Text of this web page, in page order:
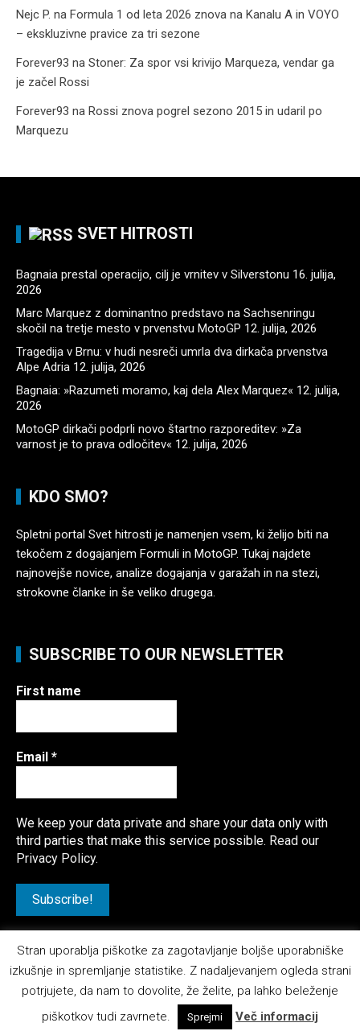
Nejc P. na Formula 1 od leta 2026 znova na Kanalu A in VOYO
– ekskluzivne pravice za tri sezone
Forever93 na Stoner: Za spor vsi krivijo Marqueza, vendar ga
je začel Rossi
Forever93 na Rossi znova pogrel sezono 2015 in udaril po
Marquezu
SVET HITROSTI
Bagnaia prestal operacijo, cilj je vrnitev v Silverstonu 16. julija,
2026
Marc Marquez z dominantno predstavo na Sachsenringu
skočil na tretje mesto v prvenstvu MotoGP 12. julija, 2026
Tragedija v Brnu: v hudi nesreči umrla dva dirkača prvenstva
Alpe Adria 12. julija, 2026
Bagnaia: »Razumeti moramo, kaj dela Alex Marquez« 12. julija,
2026
MotoGP dirkači podprli novo štartno razporeditev: »Za
varnost je to prava odločitev« 12. julija, 2026
KDO SMO?
Spletni portal Svet hitrosti je namenjen vsem, ki želijo biti na
tekočem z dogajanjem Formuli in MotoGP. Tukaj najdete
najnovejše novice, analize dogajanja v garažah in na stezi,
strokovne članke in še veliko drugega.
SUBSCRIBE TO OUR NEWSLETTER
First name
Email *
We keep your data private and share your data only with
third parties that make this service possible. Read our
Privacy Policy.
Svet-Hitrosti.com - Z vami od 2013
Stran uporablja piškotke za zagotavljanje boljše uporabniške
izkušnje in spremljanje statistike. Z nadaljevanjem ogleda strani
potrjujete, da nam to dovolite, že želite, pa lahko beleženje
piškotkov tudi zavrnete.
Sprejmi Več informacij